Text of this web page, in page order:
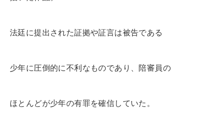
法廷に提出された証拠や証言は被告である
少年に圧倒的に不利なものであり、陪審員の
ほとんどが少年の有罪を確信していた。